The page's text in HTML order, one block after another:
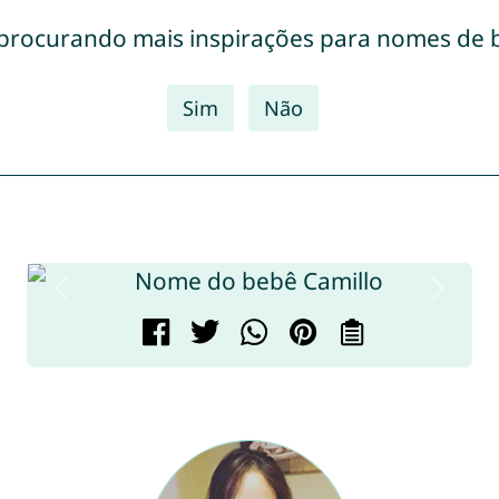
mais inspirações para nomes de
Sim Não